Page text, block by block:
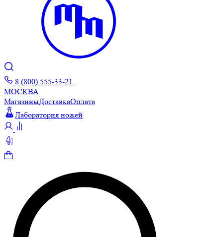
8 (800) 555-33-21
МОСКВА
МагазиныДоставкаОплата
Лаборатория ножей